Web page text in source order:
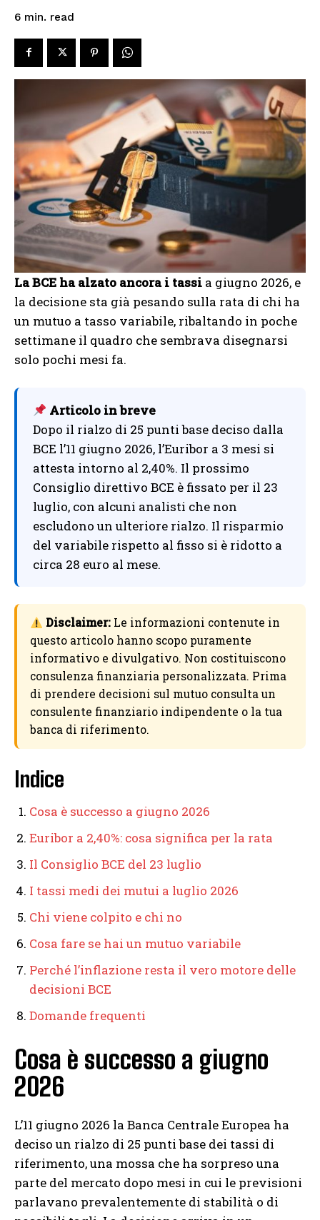
6 min. read
La BCE ha alzato ancora i tassi a giugno 2026, e
la decisione sta già pesando sulla rata di chi ha
un mutuo a tasso variabile, ribaltando in poche
settimane il quadro che sembrava disegnarsi
solo pochi mesi fa.
Articolo in breve
Dopo il rialzo di 25 punti base deciso dalla
BCE l’11 giugno 2026, l’Euribor a 3 mesi si
attesta intorno al 2,40%. Il prossimo
Consiglio direttivo BCE è fissato per il 23
luglio, con alcuni analisti che non
escludono un ulteriore rialzo. Il risparmio
del variabile rispetto al fisso si è ridotto a
circa 28 euro al mese.
Disclaimer:Le informazioni contenute in
questo articolo hanno scopo puramente
informativo e divulgativo. Non costituiscono
consulenza finanziaria personalizzata. Prima
di prendere decisioni sul mutuo consulta un
consulente finanziario indipendente o la tua
banca di riferimento.
Indice
Cosa è successo a giugno 2026
Euribor a 2,40%: cosa significa per la rata
Il Consiglio BCE del 23 luglio
I tassi medi dei mutui a luglio 2026
Chi viene colpito e chi no
Cosa fare se hai un mutuo variabile
Perché l’inflazione resta il vero motore delle
decisioni BCE
Domande frequenti
Cosa è successo a giugno
2026
L’11 giugno 2026 la Banca Centrale Europea ha
deciso un rialzo di 25 punti base dei tassi di
riferimento, una mossa che ha sorpreso una
parte del mercato dopo mesi in cui le previsioni
parlavano prevalentemente di stabilità o di